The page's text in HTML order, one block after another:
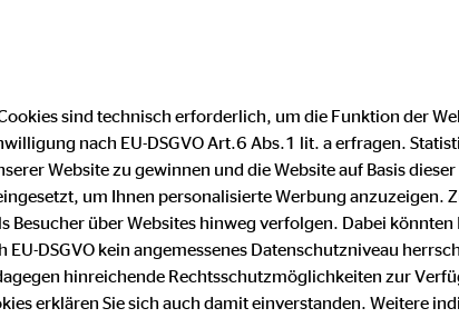
Datenschutz
sind technisch erforderlich, um die Funktion der
nach EU-DSGVO Art.6 Abs.1 lit. a erfragen.
Website zu gewinnen und die Website auf Basis
um Ihnen personalisierte Werbung anzuzeigen.
Besucher über Websites hinweg verfolgen. Dabei könnten
DSGVO kein angemessenes Datenschutzniveau
hinreichende Rechtsschutzmöglichkeiten zur
erklären Sie sich auch damit einverstanden. Weitere